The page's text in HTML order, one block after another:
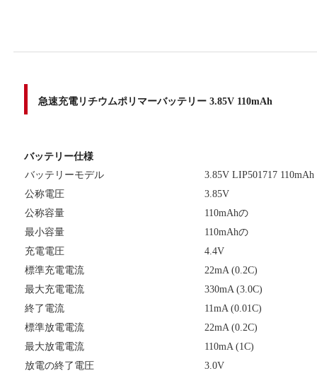
急速充電リチウムポリマーバッテリー 3.85V 110mAh
バッテリー仕様
バッテリーモデル
3.85V LIP501717 110mAh
公称電圧
3.85V
公称容量
110mAhの
最小容量
110mAhの
充電電圧
4.4V
標準充電電流
22mA (0.2C)
最大充電電流
330mA (3.0C)
終了電流
11mA (0.01C)
標準放電電流
22mA (0.2C)
最大放電電流
110mA (1C)
放電の終了電圧
3.0V